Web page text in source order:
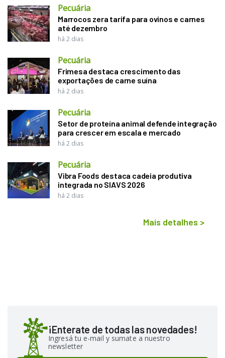
Pecuária
Marrocos zera tarifa para ovinos e carnes
até dezembro
há 2 dias
Pecuária
Frimesa destaca crescimento das
exportações de carne suína
há 2 dias
Pecuária
Setor de proteína animal defende integração
para crescer em escala e mercado
há 2 dias
Pecuária
Vibra Foods destaca cadeia produtiva
integrada no SIAVS 2026
há 2 dias
Mais detalhes >
¡Enterate de todas las novedades!
Ingresá tu e-mail y sumate a nuestro
newsletter